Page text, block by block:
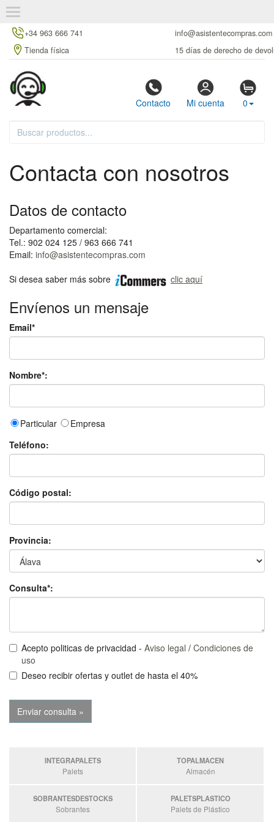
+34 963 666 741
info@asistentecompras.com
Tienda física
15 días de derecho de
Contacto Mi cuenta 0
Contacta con nosotros
Datos de contacto
Departamento comercial:
Tel.: 902 024 125 / 963 666 741
Email: info@asistentecompras.com
Si desea saber más sobre
clic aquí
Envíenos un mensaje
Email*
Nombre*:
Particular
Empresa
Teléfono:
Código postal:
Provincia:
Consulta*:
Acepto politicas de privacidad - Aviso legal / Condiciones de
uso
Deseo recibir ofertas y outlet de hasta el 40%
INTEGRAPALETS
Palets
TOPALMACEN
Almacén
SOBRANTESDESTOCKS
Sobrantes
PALETSPLASTICO
Palets de Plástico